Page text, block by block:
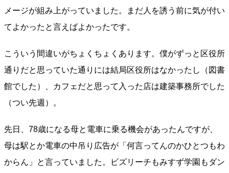
メージが組み上がっていました。まだ人を誘う前に気が付い
てよかったと言えばよかったです。
こういう間違いがちょくちょくあります。僕がずっと区役所
通りだと思っていた通りには結局区役所はなかったし（図書
館でした）、カフェだと思って入った店は建築事務所でした
（つい先週）。
先日、78歳になる母と電車に乗る機会があったんですが、
母は駅とか電車の中吊り広告が「何言ってんのかひとつもわ
からん」と言っていました。ビズリーチもみすず学園もダン